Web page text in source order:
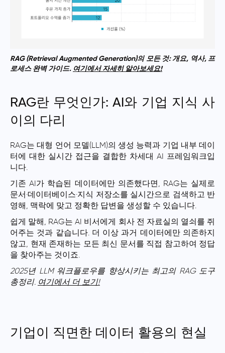
RAG (Retrieval Augmented Generation)의 모든 것: 개요, 역사, 프
로세스 완벽 가이드. 여기에서 자세히 알아보세요!
RAG란 무엇인가: AI와 기업 지식 사
이의 다리
RAG는 대형 언어 모델(LLM)의 생성 능력과 기업 내부 데이
터에 대한 실시간 접근을 결합한 차세대 AI 프레임워크입
니다.
기존 AI가 학습된 데이터에만 의존했다면, RAG는 실제로
문서·데이터베이스·지식 저장소를 실시간으로 검색하고 반
영해, 맥락에 맞고 정확한 답변을 생성할 수 있습니다.
쉽게 말해, RAG는 AI 비서에게 회사 전 자료실의 열쇠를 쥐
어주는 것과 같습니다. 더 이상 과거 데이터에만 의존하지
않고, 현재 존재하는 모든 최신 문서를 직접 참고하여 정답
을 찾아주는 것이죠.
2025년 LLM 워크플로우를 향상시키는 최고의 RAG 도구
총정리. 여기에서 더 보기!
기업이 직면한 데이터 활용의 현실